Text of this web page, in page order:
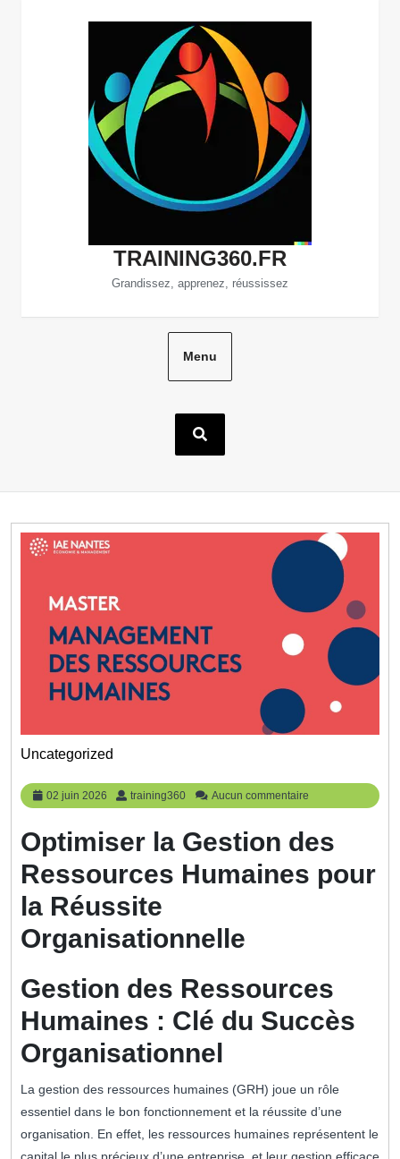
TRAINING360.FR
Grandissez, apprenez, réussissez
Menu
Uncategorized
02 juin 2026
02
juin
training360 training360
Aucun commentaire
Optimiser la Gestion des
Ressources Humaines pour
la Réussite
Organisationnelle
Gestion des Ressources
Humaines : Clé du Succès
Organisationnel
La gestion des ressources humaines (GRH) joue un rôle
essentiel dans le bon fonctionnement et la réussite d’une
organisation. En effet, les ressources humaines représentent le